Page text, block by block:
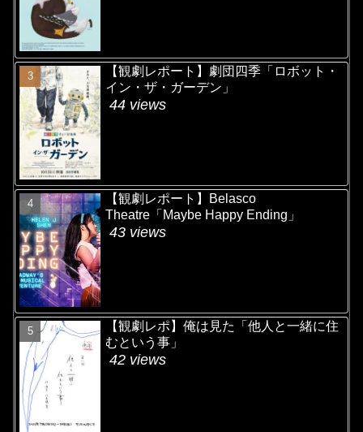
【観劇レポート】劇団四季「ロボット・
イン・ザ・ガーデン」
44 views
【観劇レポート】Belasco
Theatre「Maybe Happy Ending」
43 views
【観劇レポ】俺は見た「他人と一緒に住
むという事」
42 views